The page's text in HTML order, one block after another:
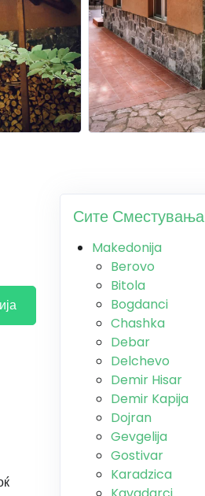
Сите Сместувања
Makedonija
Berovo
Bitola
Bogdanci
Chashka
Debar
Delchevo
Demir Hisar
Demir Kapija
Dojran
Gevgelija
Gostivar
Karadzica